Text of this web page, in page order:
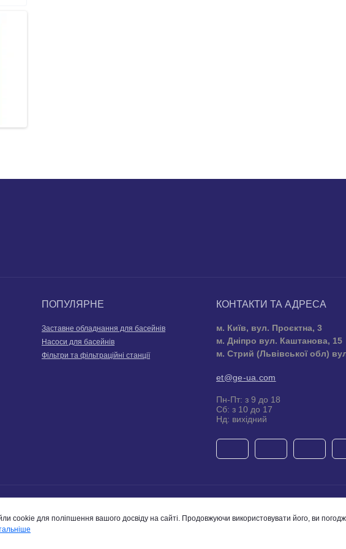
ПОПУЛЯРНЕ
Заставне обладнання для басейнів
Насоси для басейнів
Фільтри та фільтраційні станції
КОНТАКТИ ТА АДРЕСА
м. Київ, вул. Проєктна, 3
м. Дніпро вул. Каштанова, 15
м. Стрий (Львівської обл)
et@ge-ua.com
Пн-Пт: з 9 до 18
Сб: з 10 до 17
Нд: вихідний
cookie для поліпшення вашого досвіду на сайті. Продовжуючи використовувати його, ви